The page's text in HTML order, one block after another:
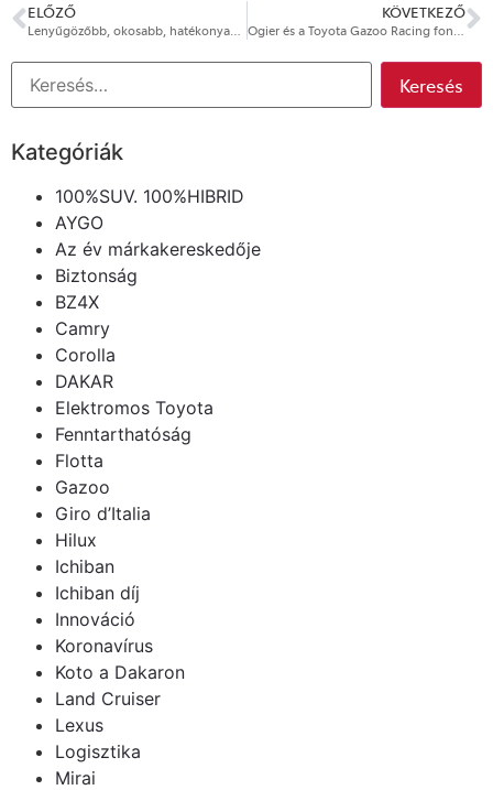
ELŐZŐ KÖVETKEZŐ
Kategóriák
100%SUV. 100%HIBRID
AYGO
Az év márkakereskedője
Biztonság
BZ4X
Camry
Corolla
DAKAR
Elektromos Toyota
Fenntarthatóság
Flotta
Gazoo
Giro d’Italia
Hilux
Ichiban
Ichiban díj
Innováció
Koronavírus
Koto a Dakaron
Land Cruiser
Lexus
Logisztika
Mirai